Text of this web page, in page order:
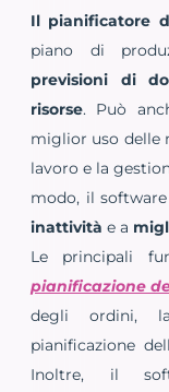
Il pianificatore
piano di
previsioni di
risorse. Può
miglior uso delle
lavoro e la
modo, il
inattività e a
Le principali
pianificazione
degli ordini,
pianificazione
Inoltre, il